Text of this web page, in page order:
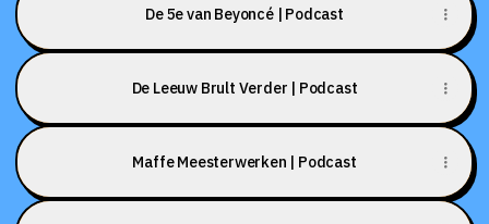
De 5e van Beyoncé | Podcast
De Leeuw Brult Verder | Podcast
Maffe Meesterwerken | Podcast